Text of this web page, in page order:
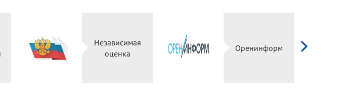
Независимая
оценка
Оренинформ